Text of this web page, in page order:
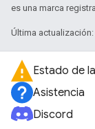
es una marca
Última actualización:
Estado de
Asistencia
Discord